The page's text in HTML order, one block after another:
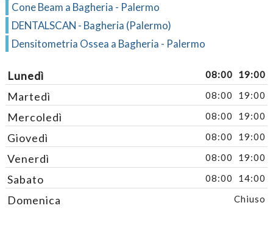
Cone Beam a Bagheria - Palermo
DENTALSCAN - Bagheria (Palermo)
Densitometria Ossea a Bagheria - Palermo
Lunedì 08:00 19:00
Martedì 08:00 19:00
Mercoledì 08:00 19:00
Giovedì 08:00 19:00
Venerdì 08:00 19:00
Sabato 08:00 14:00
Domenica Chiuso